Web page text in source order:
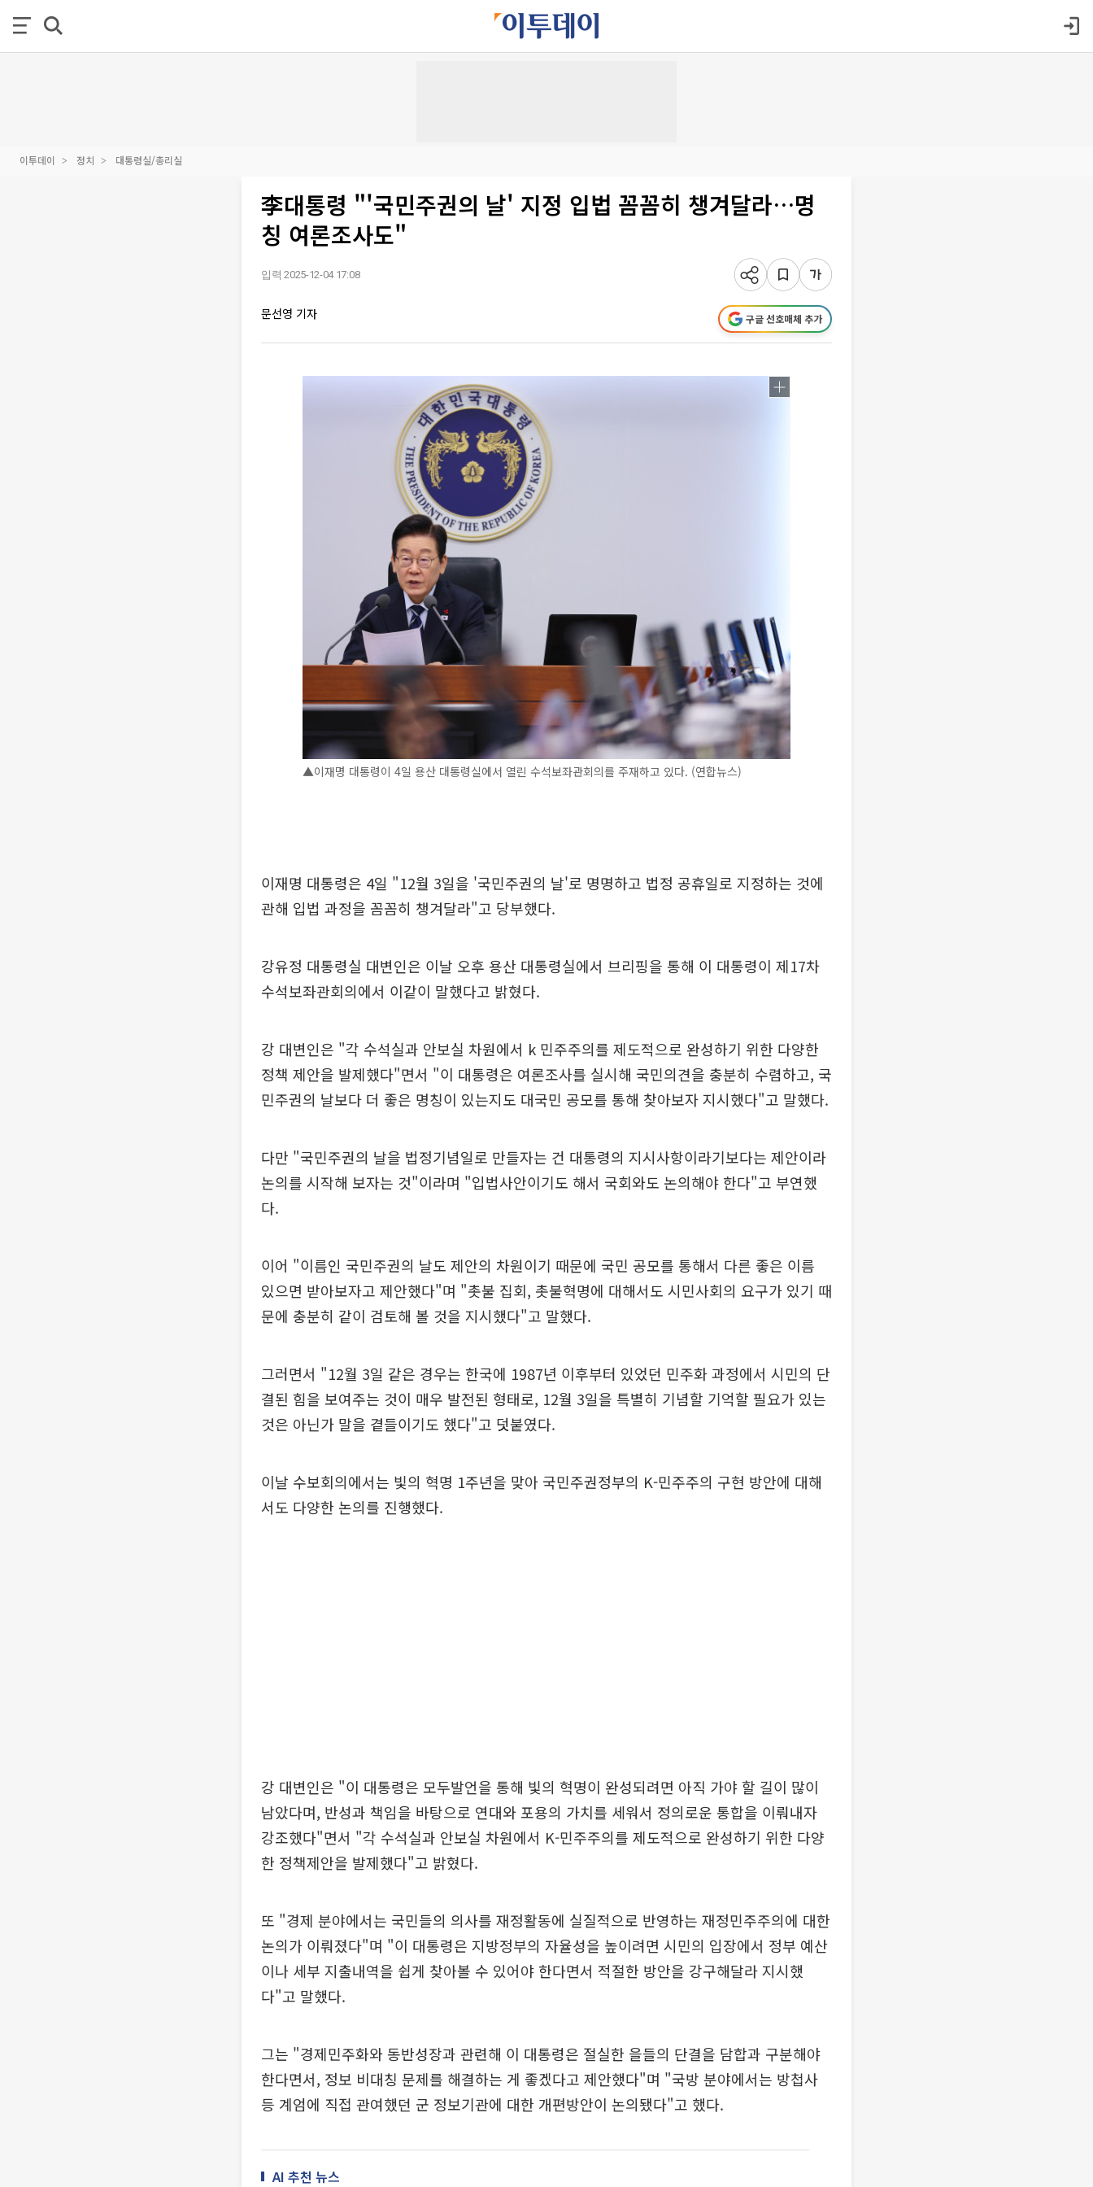
이투데이 정치 대통령실/총리실
李대통령 "'국민주권의 날' 지정 입법 꼼꼼히 챙겨달라…명
칭 여론조사도"
입력 2025-12-04 17:08
문선영 기자 구글 선호매체 추가
▲이재명 대통령이 4일 용산 대통령실에서 열린 수석보좌관회의를 주재하고 있다. (연합뉴스)
이재명 대통령은 4일 "12월 3일을 '국민주권의 날'로 명명하고 법정 공휴일로 지정하는 것에
관해 입법 과정을 꼼꼼히 챙겨달라"고 당부했다.
강유정 대통령실 대변인은 이날 오후 용산 대통령실에서 브리핑을 통해 이 대통령이 제17차
수석보좌관회의에서 이같이 말했다고 밝혔다.
강 대변인은 "각 수석실과 안보실 차원에서 k 민주주의를 제도적으로 완성하기 위한 다양한
정책 제안을 발제했다"면서 "이 대통령은 여론조사를 실시해 국민의견을 충분히 수렴하고, 국
민주권의 날보다 더 좋은 명칭이 있는지도 대국민 공모를 통해 찾아보자 지시했다"고 말했다.
다만 "국민주권의 날을 법정기념일로 만들자는 건 대통령의 지시사항이라기보다는 제안이라
논의를 시작해 보자는 것"이라며 "입법사안이기도 해서 국회와도 논의해야 한다"고 부연했
다.
이어 "이름인 국민주권의 날도 제안의 차원이기 때문에 국민 공모를 통해서 다른 좋은 이름
있으면 받아보자고 제안했다"며 "촛불 집회, 촛불혁명에 대해서도 시민사회의 요구가 있기 때
문에 충분히 같이 검토해 볼 것을 지시했다"고 말했다.
그러면서 "12월 3일 같은 경우는 한국에 1987년 이후부터 있었던 민주화 과정에서 시민의 단
결된 힘을 보여주는 것이 매우 발전된 형태로, 12월 3일을 특별히 기념할 기억할 필요가 있는
것은 아닌가 말을 곁들이기도 했다"고 덧붙였다.
이날 수보회의에서는 빛의 혁명 1주년을 맞아 국민주권정부의 K-민주주의 구현 방안에 대해
서도 다양한 논의를 진행했다.
강 대변인은 "이 대통령은 모두발언을 통해 빛의 혁명이 완성되려면 아직 가야 할 길이 많이
남았다며, 반성과 책임을 바탕으로 연대와 포용의 가치를 세워서 정의로운 통합을 이뤄내자
강조했다"면서 "각 수석실과 안보실 차원에서 K-민주주의를 제도적으로 완성하기 위한 다양
한 정책제안을 발제했다"고 밝혔다.
또 "경제 분야에서는 국민들의 의사를 재정활동에 실질적으로 반영하는 재정민주주의에 대한
논의가 이뤄졌다"며 "이 대통령은 지방정부의 자율성을 높이려면 시민의 입장에서 정부 예산
이나 세부 지출내역을 쉽게 찾아볼 수 있어야 한다면서 적절한 방안을 강구해달라 지시했
다"고 말했다.
그는 "경제민주화와 동반성장과 관련해 이 대통령은 절실한 을들의 단결을 담합과 구분해야
한다면서, 정보 비대칭 문제를 해결하는 게 좋겠다고 제안했다"며 "국방 분야에서는 방첩사
등 계엄에 직접 관여했던 군 정보기관에 대한 개편방안이 논의됐다"고 했다.
AI 추천 뉴스